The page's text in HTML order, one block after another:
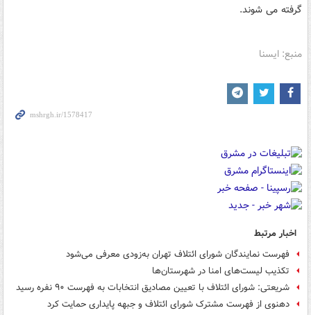
گرفته می شوند.
منبع: ایسنا
اخبار مرتبط
فهرست نمایندگان شورای ائتلاف تهران به‌زودی معرفی می‌شود
تکذیب لیست‌های امنا در شهرستان‌ها
شریعتی: شورای ائتلاف با تعیین مصادیق انتخابات به فهرست ۹۰ نفره رسید
دهنوی از فهرست مشترک شورای ائتلاف و جبهه پایداری حمایت کرد